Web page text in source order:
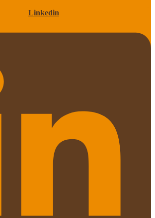
Linkedin